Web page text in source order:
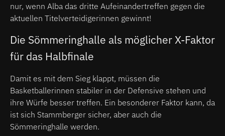
nur, wenn Alba das dritte Aufeinandertreffen gegen die
aktuellen Titelverteidigerinnen gewinnt!
Die Sömmeringhalle als möglicher X-Faktor
für das Halbfinale
Damit es mit dem Sieg klappt, müssen die
Basketballerinnen stabiler in der Defensive stehen und
ihre Würfe besser treffen. Ein besonderer Faktor kann, da
ist sich Stammberger sicher, aber auch die
Sömmeringhalle werden.